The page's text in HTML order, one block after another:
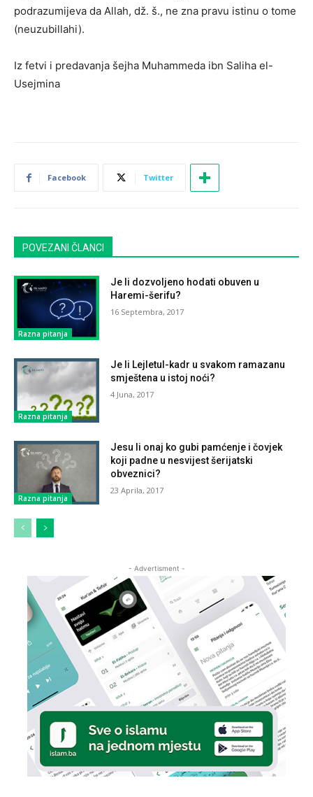
podrazumijeva da Allah, dž. š., ne zna pravu istinu o tome
(neuzubillahi).
Iz fetvi i predavanja šejha Muhammeda ibn Saliha el-
Usejmina
Facebook Twitter
POVEZANI ČLANCI
Razna pitanja
Je li dozvoljeno hodati obuven u
Haremi-šerifu?
16 Septembra, 2017
Razna pitanja
Je li Lejletul-kadr u svakom ramazanu
smještena u istoj noći?
4 Juna, 2017
Razna pitanja
Jesu li onaj ko gubi pamćenje i čovjek
koji padne u nesvijest šerijatski
obveznici?
23 Aprila, 2017
- Advertisment -